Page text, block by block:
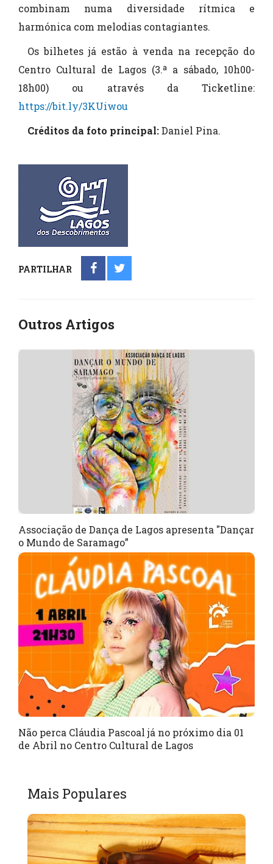
combinam numa diversidade rítmica e
harmónica com melodias contagiantes.
Os bilhetes já estão à venda na recepção do
Centro Cultural de Lagos (3.ª a sábado, 10h00-
18h00) ou através da Ticketline:
https://bit.ly/3KUiwou
Créditos da foto principal:Daniel Pina.
PARTILHAR
Outros Artigos
Associação de Dança de Lagos apresenta "Dançar
o Mundo de Saramago”
Não perca Cláudia Pascoal já no próximo dia 01
de Abril no Centro Cultural de Lagos
Mais Populares